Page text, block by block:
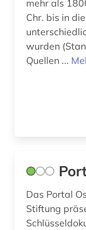
mehr als
Chr. bis in
wurden (Stand: Juli
Quellen ...
Das Portal
Stiftung